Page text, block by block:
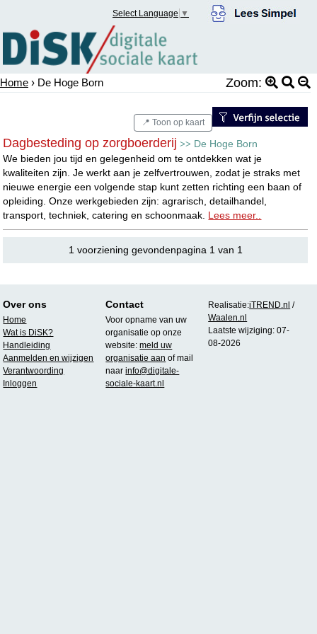
Select Language ▼
Home › De Hoge Born Zoom:
📍 Toon op kaart
Dagbesteding op zorgboerderij >> De Hoge Born
We bieden jou tijd en gelegenheid om te ontdekken wat je
kwaliteiten zijn. Je werkt aan je zelfvertrouwen, zodat je straks met
nieuwe energie een volgende stap kunt zetten richting een baan of
opleiding. Onze werkgebieden zijn: agrarisch, detailhandel,
transport, techniek, catering en schoonmaak. Lees meer..
1 voorziening gevondenpagina 1 van 1
Over ons
Home
Wat is DiSK?
Handleiding
Aanmelden en wijzigen
Verantwoording
Inloggen
Contact
Voor opname van uw
organisatie op onze
website:meld uw
organisatie aan of mail
naarinfo@digitale-
sociale-kaart.nl
Realisatie:iTREND.nl /
Waalen.nl
Laatste wijziging: 07-
08-2026